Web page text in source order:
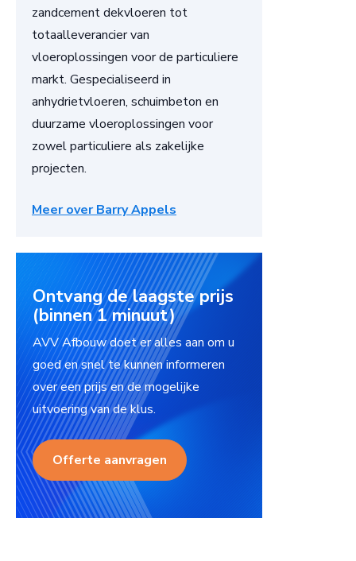
zandcement dekvloeren tot
totaalleverancier van
vloeroplossingen voor de particuliere
markt. Gespecialiseerd in
anhydrietvloeren, schuimbeton en
duurzame vloeroplossingen voor
zowel particuliere als zakelijke
projecten.
Meer over Barry Appels
Ontvang de laagste prijs
(binnen 1 minuut)
AVV Afbouw doet er alles aan om u
goed en snel te kunnen informeren
over een prijs en de mogelijke
uitvoering van de klus.
Offerte aanvragen